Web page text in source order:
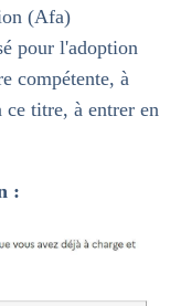
(Afa)
pour l'adoption
compétente, à
titre, à entrer en
: